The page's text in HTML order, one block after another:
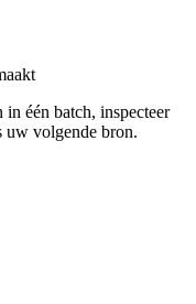
één batch, inspecteer
uw volgende bron.